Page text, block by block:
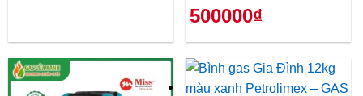
500000₫